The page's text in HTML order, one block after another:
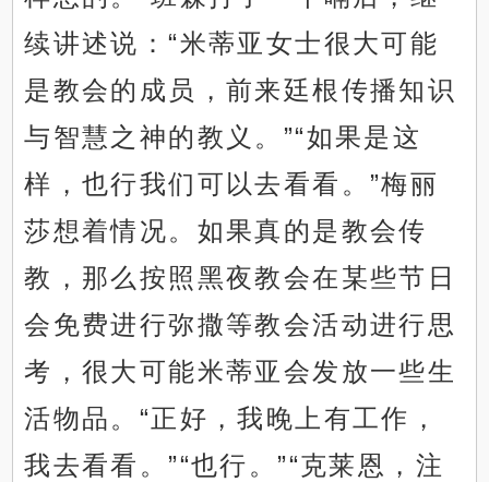
续讲述说：“米蒂亚女士很大可能
是教会的成员，前来廷根传播知识
与智慧之神的教义。”“如果是这
样，也行我们可以去看看。”梅丽
莎想着情况。如果真的是教会传
教，那么按照黑夜教会在某些节日
会免费进行弥撒等教会活动进行思
考，很大可能米蒂亚会发放一些生
活物品。“正好，我晚上有工作，
我去看看。”“也行。”“克莱恩，注